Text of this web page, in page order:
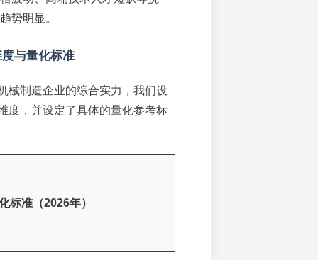
势明显。
与量化标准
械制造企业的综合实力，我们设
度，并设定了具体的量化参考标
标准（2026年）